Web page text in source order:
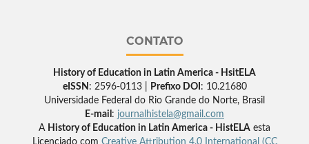
CONTATO
History of Education in Latin America - HsitELA
eISSN : 2596-0113 | Prefixo DOI : 10.21680
Universidade Federal do Rio Grande do Norte, Brasil
E-mail : journalhistela@gmail.com
A History of Education in Latin America - HistELA esta
Licenciado com Creative Attribution 4.0 International (CC